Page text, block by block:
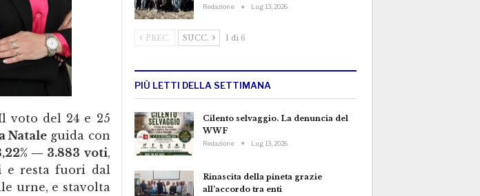
voto del 24 e 25
Nataleguida con
— 3.883 voti,
e resta fuori dal
urne, e stavolta
Redazione Lug 13, 2026
PREC. SUCC. 1 di 6
PIÙ LETTI DELLA SETTIMANA
Cilento selvaggio. La denuncia del
WWF
Redazione Lug 13, 2026
Rinascita della pineta grazie
all’accordo tra enti